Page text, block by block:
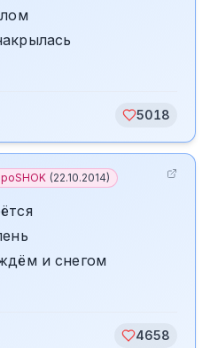
5018
(22.10.2014)
и снегом
4658